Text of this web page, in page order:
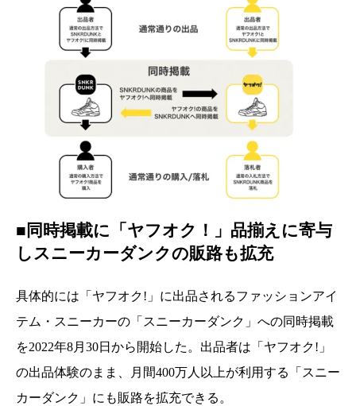
■同時掲載に「ヤフオク！」品揃えに寄与
しスニーカーダンクの販路も拡充
具体的には「ヤフオク!」 に出品されるファッションアイ
テム・スニーカーの「 スニーカーダンク」への同時掲載
を2022年8月30日から開始した。 出品者は「ヤフオク!」
の出品体験のまま、月間400万人以上が利用する「スニー
カーダンク」にも販路を拡充できる。